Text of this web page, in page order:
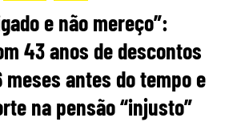
e não mereço”:
43 anos de descontos
antes do tempo e
na pensão “injusto”